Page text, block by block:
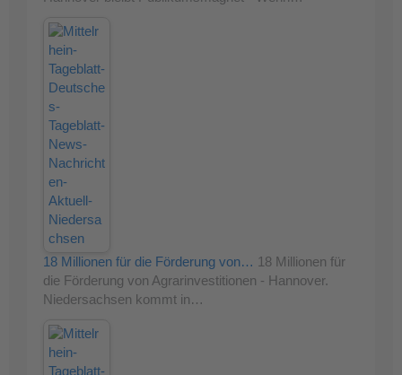
18 Millionen für die Förderung von… 18 Millionen für
die Förderung von Agrarinvestitionen - Hannover.
Niedersachsen kommt in…